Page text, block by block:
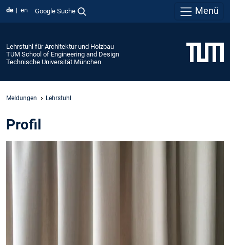
de en Google Suche Menü
Lehrstuhl für Architektur und Holzbau
TUM School of Engineering and Design
Technische Universität München
Meldungen Lehrstuhl
Profil